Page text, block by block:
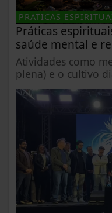
PRATICAS
Práticas
saúde mental e
Atividades como
plena) e o cultivo